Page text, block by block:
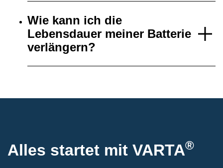
Wie kann ich die
Lebensdauer meiner Batterie
verlängern?
Alles startet mit VARTA®